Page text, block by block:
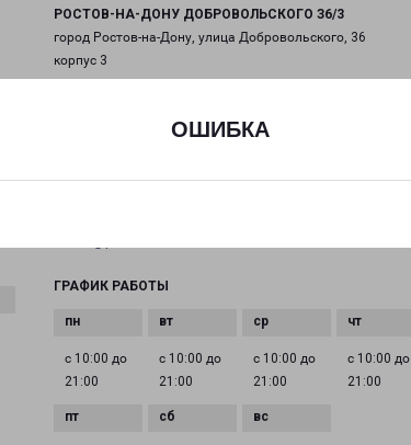
ОШИБКА
РОСТОВ-НА-ДОНУ ДОБРОВОЛЬСКОГО З6/3
город Ростов-на-Дону, улица Добровольского, 36
корпус 3
ГРАФИК РАБОТЫ
с 10:00 до
21:00
с 10:00 до
21:00
с 10:00 до
21:00
с 10:00 до
21:00